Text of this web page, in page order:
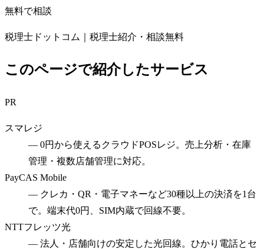
無料で相談
税理士ドットコム｜税理士紹介・相談無料
このページで紹介したサービス
PR
スマレジ
— 0円から使えるクラウドPOSレジ。売上分析・在庫
管理・複数店舗管理に対応。
PayCAS Mobile
— クレカ・QR・電子マネーなど30種以上の決済を1台
で。端末代0円、SIM内蔵で回線不要。
NTTフレッツ光
— 法人・店舗向けの安定した光回線。ひかり電話とセ